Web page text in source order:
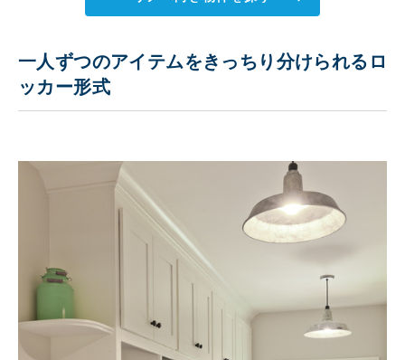
一人ずつのアイテムをきっちり分けられるロ
ッカー形式